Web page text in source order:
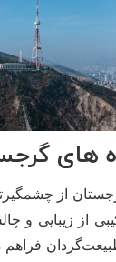
های
از
از زیبایی و
فراهم